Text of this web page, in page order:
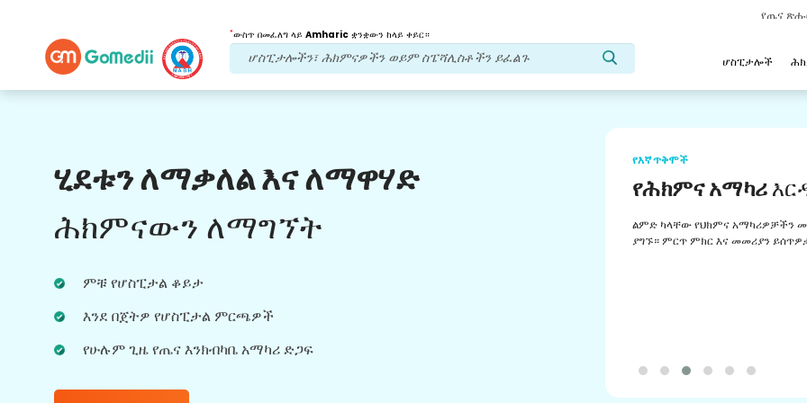
የጤና
*ውስጥ በመፈለግ ላይ Amharic ቋንቋውን ከላይ ቀይር።
ሆስፒታሎች
ሂደቱን ለማቃለል እና ለማዋሃድ
ሕክምናውን ለማግኘት
ምቹ የሆስፒታል ቆይታ
እንደ በጀትዎ የሆስፒታል ምርጫዎች
የሁሉም ጊዜ የጤና እንክብካቤ አማካሪ ድጋፍ
የድህረ ህክምናክትትል
የሚደረግበት እንክብካቤ
በሕክምና ፍላጎቶችዎ ላይ መደበኛ ዝመናዎች።
የእኛ ጥቅሞች
የሕክምና አማካሪ
ልምድ ካላቸው የህክምና አማካሪዎቻችን
ያግኙ። ምርጥ ምክር እና መመሪያን